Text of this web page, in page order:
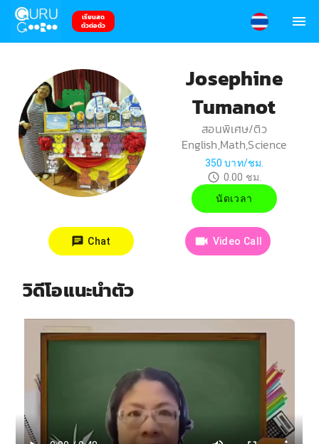
เรียนสด
ตัวต่อตัว
Josephine
Tumanot
สอนพิเศษ/ติว
English,Math,Science
350 บาท/ชม.
0.00 ชม.
นัดเวลา
Chat Video Call
วิดีโอแนะนำตัว